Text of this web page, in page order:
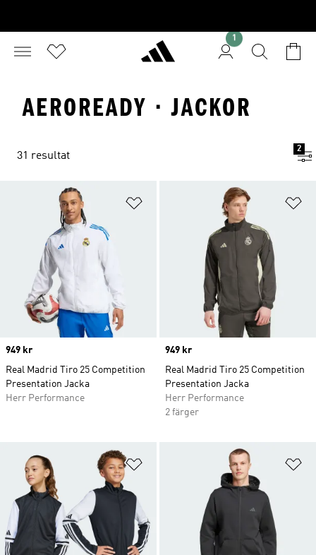
1
AEROREADY · JACKOR
31 resultat
2
Lägg till på önskelistan
Price
949 kr
Real Madrid Tiro 25 Competition
Presentation Jacka
Herr Performance
Price
949 kr
Real Madrid Tiro 25 Competition
Presentation Jacka
Herr Performance
2 färger
Lägg till på önskelistan